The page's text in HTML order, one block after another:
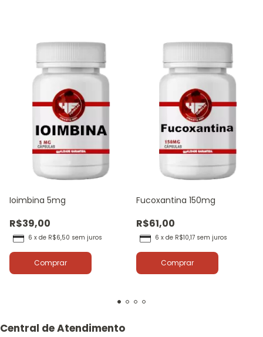
Ioimbina 5mg
R$39,00
6 x de R$6,50 sem juros
Comprar
Fucoxantina 150mg
R$61,00
6 x de R$10,17 sem juros
Comprar